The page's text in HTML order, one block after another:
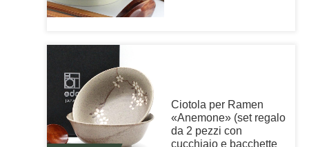
Ciotola per Ramen
«Anemone» (set regalo
da 2 pezzi con
cucchiaio e bacchette